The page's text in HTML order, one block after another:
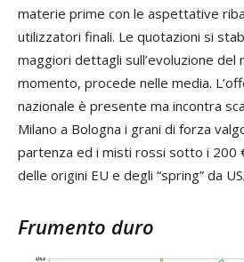
materie prime con le aspettative
utilizzatori finali. Le quotazioni si
maggiori dettagli sull’evoluzione del
momento, procede nelle media.
nazionale è presente ma incontra
Milano a Bologna i grani di forza
partenza ed i misti rossi sotto i 200
delle origini EU e degli “spring” da
Frumento duro